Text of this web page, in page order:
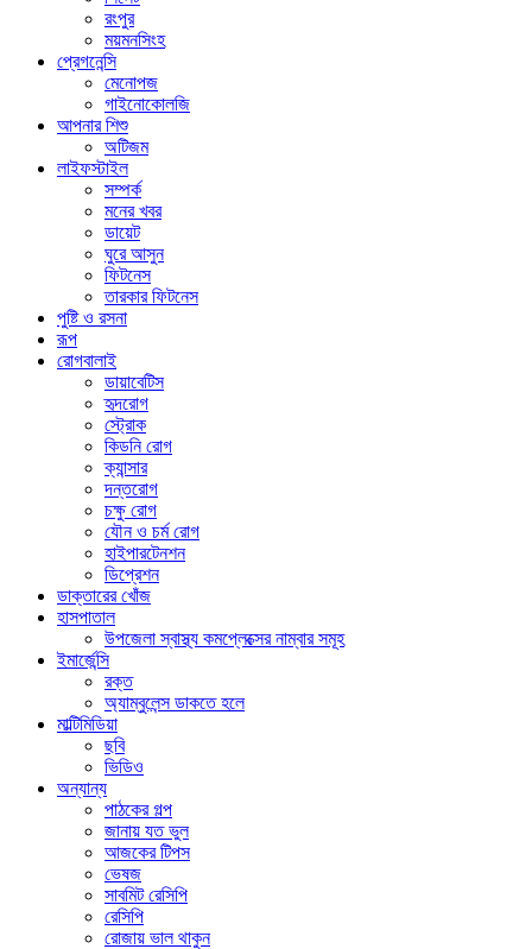
রংপুর
ময়মনসিংহ
প্রেগনেন্সি
মেনোপজ
গাইনোকোলজি
আপনার শিশু
অটিজম
লাইফস্টাইল
সম্পর্ক
মনের খবর
ডায়েট
ঘুরে আসুন
ফিটনেস
তারকার ফিটনেস
পুষ্টি ও রসনা
রূপ
রোগবালাই
ডায়াবেটিস
হৃদরোগ
স্ট্রোক
কিডনি রোগ
ক্যান্সার
দন্তরোগ
চক্ষু রোগ
যৌন ও চর্ম রোগ
হাইপারটেনশন
ডিপ্রেশন
ডাক্তারের খোঁজ
হাসপাতাল
উপজেলা স্বাস্থ্য কমপ্লেক্সের নাম্বার সমূহ
ইমার্জেন্সি
রক্ত
অ্যাম্বুলেন্স ডাকতে হলে
মাল্টিমিডিয়া
ছবি
ভিডিও
অন্যান্য
পাঠকের গল্প
জানায় যত ভুল
আজকের টিপস
ভেষজ
সাবমিট রেসিপি
রেসিপি
রোজায় ভাল থাকুন